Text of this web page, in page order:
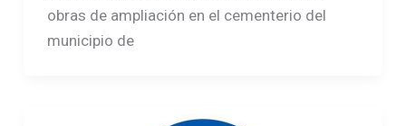
obras de ampliación en el cementerio del
municipio de